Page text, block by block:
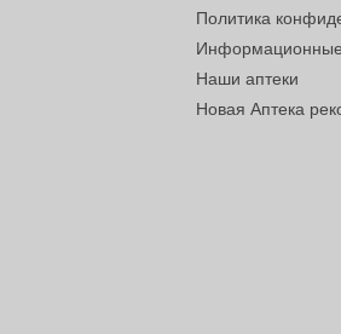
Политика
Наши аптеки
Новая Аптека